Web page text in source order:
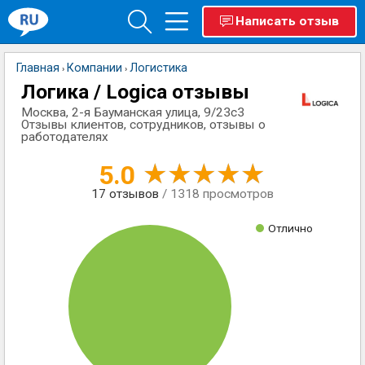
Написать отзыв
Главная › Компании › Логистика
Логика / Logica отзывы
Москва, 2-я Бауманская улица, 9/23с3
Отзывы клиентов, сотрудников, отзывы о
работодателях
5.0
17 отзывов / 1318 просмотров
Отлично